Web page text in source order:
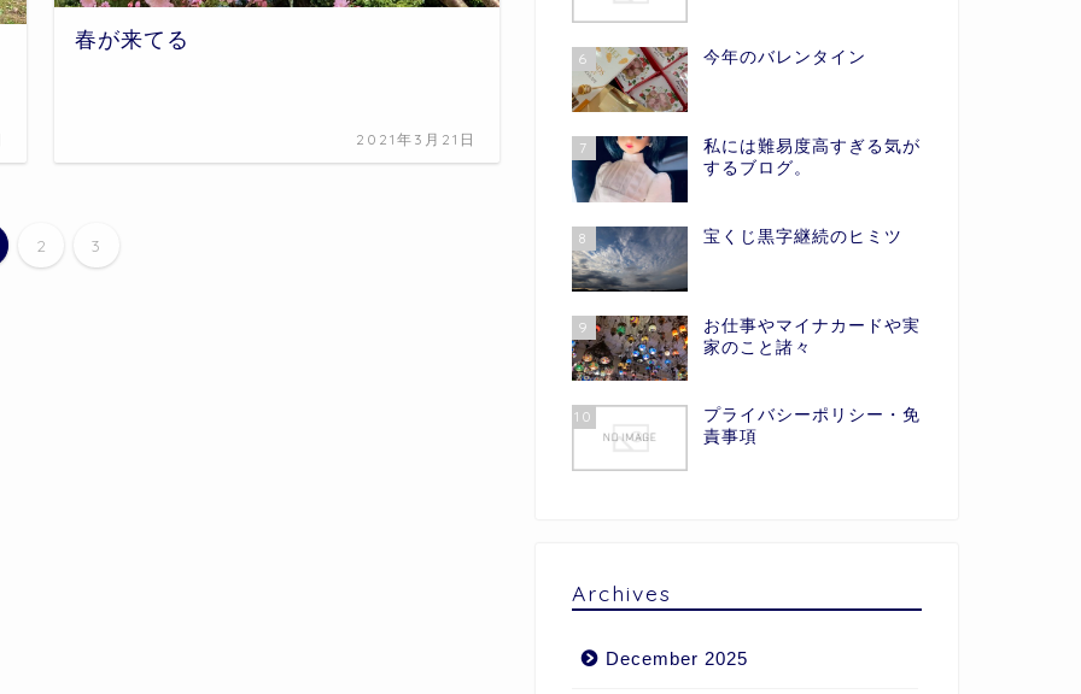
春が来てる
2021年3月21日
2 3
6 今年のバレンタイン
7
私には難易度高すぎる気が
するブログ。
8 宝くじ黒字継続のヒミツ
9
お仕事やマイナカードや実
家のこと諸々
10
プライバシーポリシー・免
責事項
Archives
December 2025